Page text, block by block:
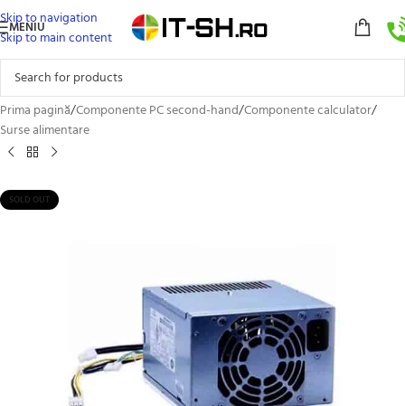
Skip to navigation
Skip to main content
MENIU
Prima pagină/Componente PC second-hand/Componente calculator/
Surse alimentare
SOLD OUT